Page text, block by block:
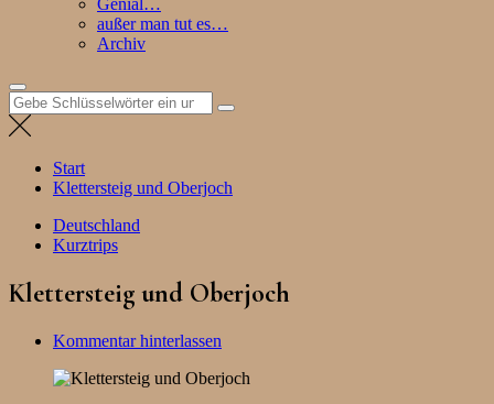
außer man tut es…
Archiv
Suchen
nach:
Start
Klettersteig und Oberjoch
Deutschland
Kurztrips
Klettersteig und Oberjoch
Kommentar hinterlassen